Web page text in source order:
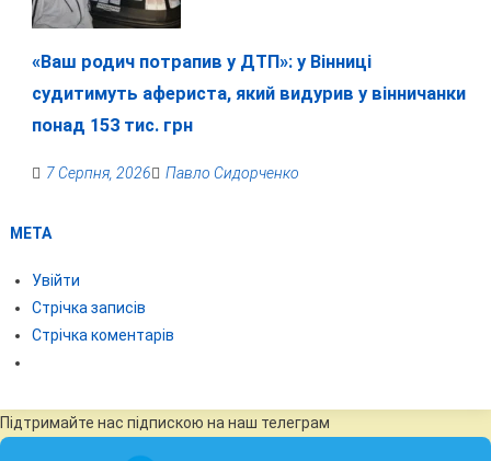
«Ваш родич потрапив у ДТП»: у Вінниці
судитимуть афериста, який видурив у вінничанки
понад 153 тис. грн
7 Серпня, 2026 Павло Сидорченко
МЕТА
Увійти
Стрічка записів
Стрічка коментарів
Підтримайте нас підпискою на наш телеграм